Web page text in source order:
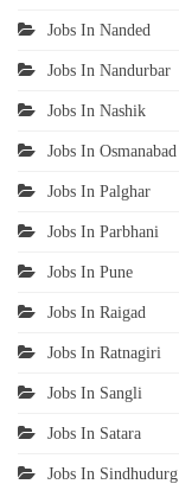
Jobs In Nanded
Jobs In Nandurbar
Jobs In Nashik
Jobs In Osmanabad
Jobs In Palghar
Jobs In Parbhani
Jobs In Pune
Jobs In Raigad
Jobs In Ratnagiri
Jobs In Sangli
Jobs In Satara
Jobs In Sindhudurg